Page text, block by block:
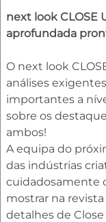
next look CLOSE
aprofundada
O next look
análises
importantes a
sobre os
ambos!
A equipa do
das indústrias
cuidadosamente
mostrar na
detalhes de